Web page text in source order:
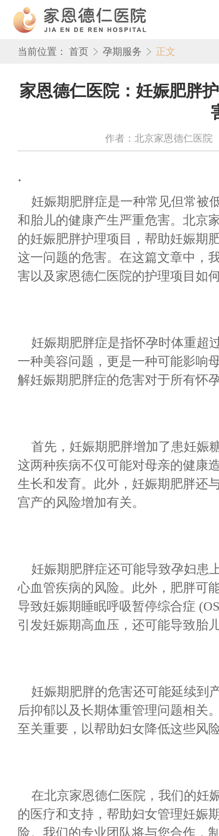
当前位置： 首页 孕期服务 正文
家恩德仁医院：妊娠肥胖
作者：北京家恩德仁医院
.
妊娠期肥胖症是一种常见但常被
和胎儿的健康产生严重危害。北京
的妊娠肥胖护理项目，帮助妊娠期
这一问题的危害。在这篇文章中，
害以及家恩德仁医院的护理项目如
妊娠期肥胖症是指怀孕时体重超
一种美容问题，更是一种可能影响
解妊娠期肥胖症的危害对于所有怀
首先，妊娠期肥胖增加了患妊娠
这两种疾病不仅可能对母亲的健康
生长和发育。此外，妊娠期肥胖还
宫产的风险增加有关。
妊娠期肥胖症还可能导致孕妇患
心血管疾病的风险。此外，肥胖可
导致妊娠期睡眠呼吸暂停综合症
引发妊娠期高血压，还可能导致胎
妊娠期肥胖的危害还可能延续到
后抑郁以及长期体重管理问题相关
至关重要，以帮助妇女降低这些风
在北京家恩德仁医院，我们的妊
的医疗和支持，帮助妇女管理妊娠
险。我们的专业团队将与您合作，